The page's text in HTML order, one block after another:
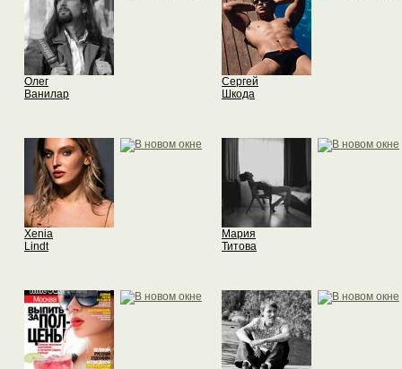
Олег
Ванилар
Сергей
Шкода
Xenia
Lindt
Мария
Титова